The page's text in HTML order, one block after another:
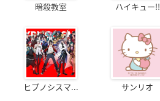
暗殺教室 ハイキュー!!
ヒプノシスマ... サンリオ